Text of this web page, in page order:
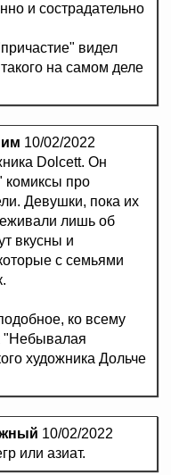
и сострадательно
видел
на самом деле
10/02/2022
Dolcett. Он
комиксы про
Девушки, пока их
лишь об
вкусны и
с семьями
ко всему
"Небывалая
художника Дольче
10/02/2022
или азиат.